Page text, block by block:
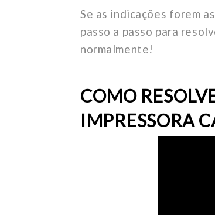
Se as indicações forem
passo a passo para
normalmente!
COMO
IMPRESSORA